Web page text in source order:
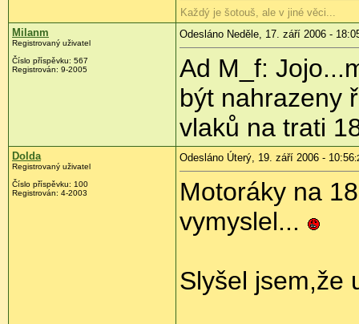
Každý je šotouš, ale v jiné věci...
Milanm
Registrovaný uživatel
Číslo příspěvku: 567
Registrován: 9-2005
Odesláno Neděle, 17. září 2006 -
Ad M_f:
být nahrazeny
vlaků na trati
Dolda
Registrovaný uživatel
Číslo příspěvku: 100
Registrován: 4-2003
Odesláno Úterý, 19. září 2006 - 10:56
Motoráky na
vymyslel...
Slyšel jsem,že